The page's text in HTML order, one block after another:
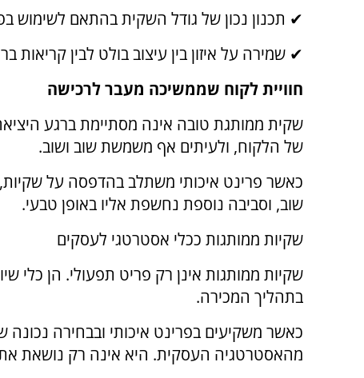
✔ תכנון נכון של גודל השקית בהתאם לשימוש
✔ שמירה על איזון בין עיצוב בולט לבין קריאות
חוויית לקוח שממשיכה מעבר לרכישה
שקית ממותגת טובה אינה מסתיימת ברגע
של הלקוח, ולעיתים אף משמשת שוב ושוב.
כאשר פרינט איכותי משתלב בהדפסה על
שוב, וסביבה נוספת נחשפת אליו באופן טבעי.
שקיות ממותגות ככלי אסטרטגי לעסקים
שקיות ממותגות אינן רק פריט תפעולי. הן כלי
בתהליך המכירה.
כאשר משקיעים בפרינט איכותי ובבחירה
מהאסטרטגיה העסקית. היא אינה רק נושאת